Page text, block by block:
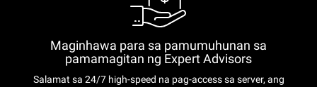
Maginhawa para sa pamumuhunan sa
pamamagitan ng Expert Advisors
Salamat sa 24/7 high-speed na pag-access sa server, ang